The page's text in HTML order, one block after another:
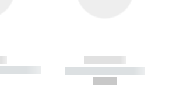
--------
------------
----------- -----------